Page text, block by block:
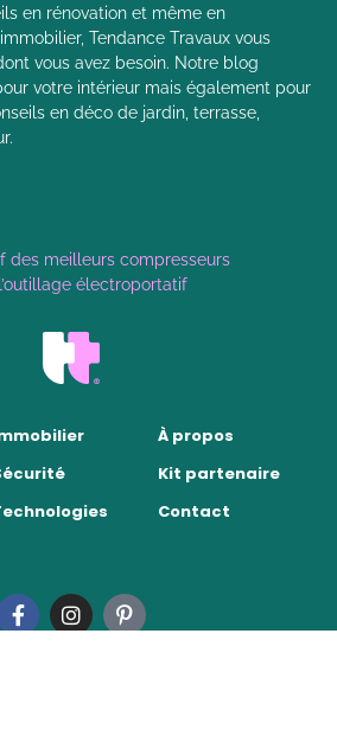
en rénovation et même en
Tendance Travaux vous
vous avez besoin. Notre blog
votre intérieur mais également pour
en déco de jardin, terrasse,
des meilleurs compresseurs
électroportatif
À propos
Kit partenaire
Contact